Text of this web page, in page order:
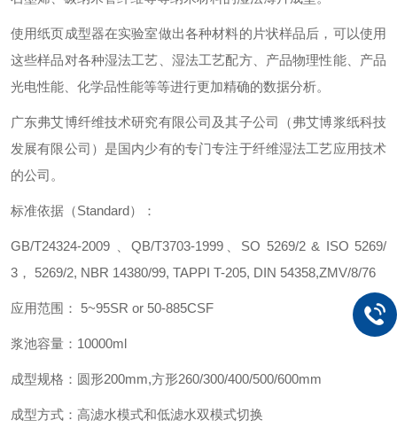
使用纸页成型器在实验室做出各种材料的片状样品后，可以使用
这些样品对各种湿法工艺、湿法工艺配方、产品物理性能、产品
光电性能、化学品性能等等进行更加精确的数据分析。
广东弗艾博纤维技术研究有限公司及其子公司（弗艾博浆纸科技
发展有限公司）是国内少有的专门专注于纤维湿法工艺应用技术
的公司。
标准依据（Standard）：
GB/T24324-2009 、QB/T3703-1999、SO 5269/2 & ISO 5269/
3， 5269/2, NBR 14380/99, TAPPI T-205, DIN 54358,ZMV/8/76
应用范围： 5~95SR or 50-885CSF
浆池容量：10000ml
成型规格：圆形200mm,方形260/300/400/500/600mm
成型方式：高滤水模式和低滤水双模式切换